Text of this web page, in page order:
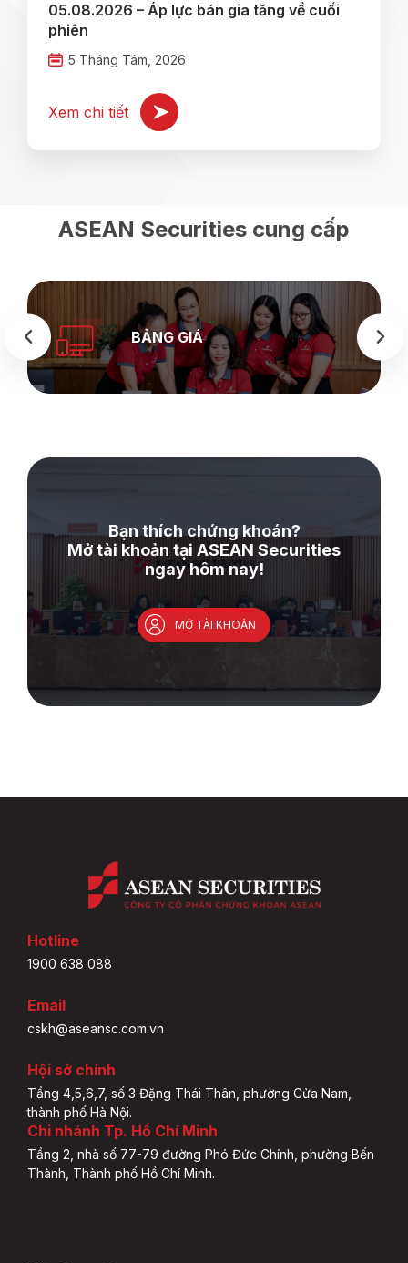
05.08.2026 – Áp lực bán gia tăng về cuối
phiên
5 Tháng Tám, 2026
Xem chi tiết
ASEAN Securities cung cấp
BẢNG GIÁ
Bạn thích chứng khoán?
Mở tài khoản tại ASEAN Securities
ngay hôm nay!
MỞ TÀI KHOẢN
Hotline
1900 638 088
Email
cskh@aseansc.com.vn
Hội sở chính
Tầng 4,5,6,7, số 3 Đặng Thái Thân, phường Cửa Nam,
thành phố Hà Nội.
Chi nhánh Tp. Hồ Chí Minh
Tầng 2, nhà số 77-79 đường Phó Đức Chính, phường Bến
Thành, Thành phố Hồ Chí Minh.